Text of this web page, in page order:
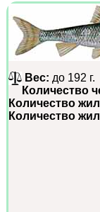
Вес: до 192 г.
Количество
Количество
Количество